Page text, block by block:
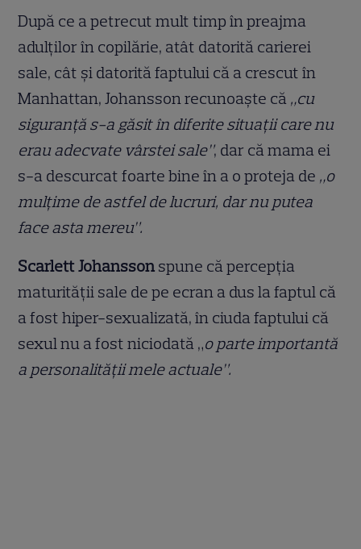
După ce a petrecut mult timp în preajma
adulților în copilărie, atât datorită carierei
sale, cât și datorită faptului că a crescut în
Manhattan, Johansson recunoaște că „cu
siguranță s-a găsit în diferite situații care nu
erau adecvate vârstei sale”, dar că mama ei
s-a descurcat foarte bine în a o proteja de „o
mulțime de astfel de lucruri, dar nu putea
face asta mereu”.
Scarlett Johansson spune că percepția
maturității sale de pe ecran a dus la faptul că
a fost hiper-sexualizată, în ciuda faptului că
sexul nu a fost niciodată „o parte importantă
a personalității mele actuale”.